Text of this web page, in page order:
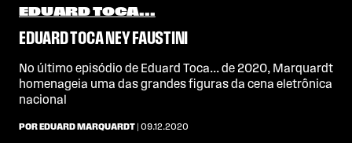
EDUARD TOCA...
EDUARD TOCA NEY FAUSTINI
No último episódio de Eduard Toca... de 2020, Marquardt
homenageia uma das grandes figuras da cena eletrônica
nacional
POR EDUARD MARQUARDT | 09.12.2020